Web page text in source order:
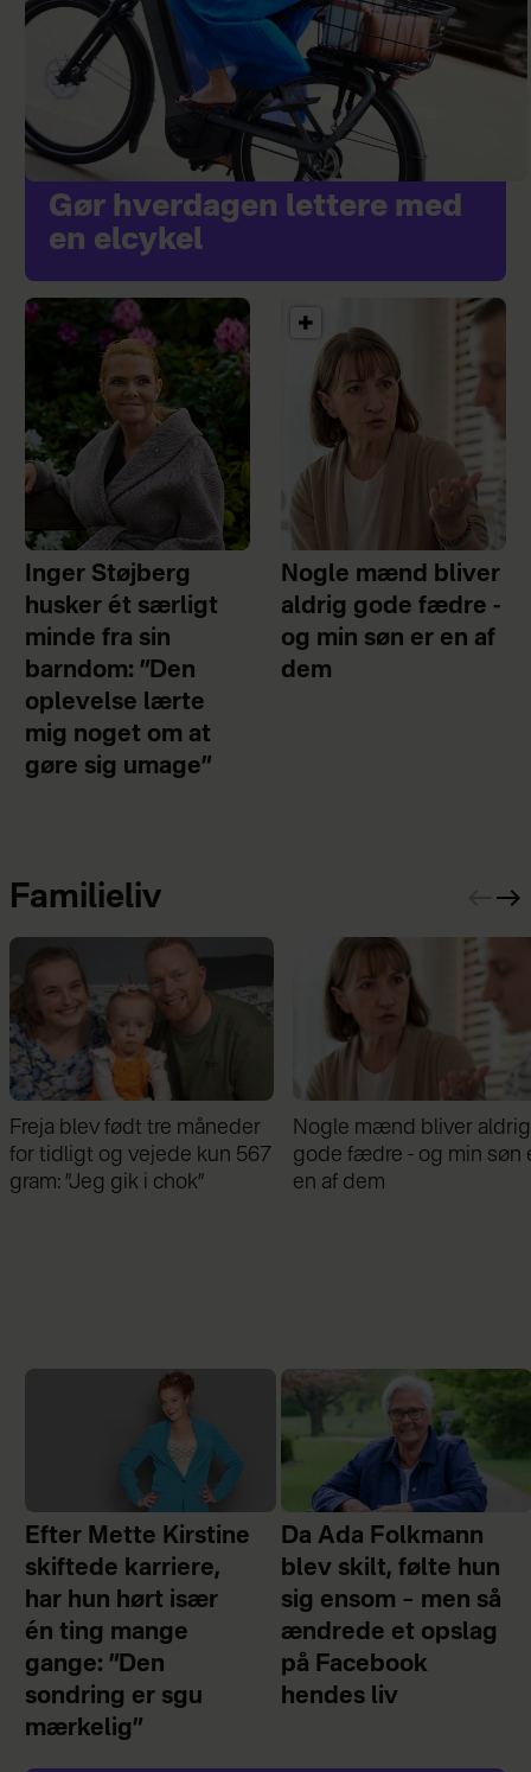
Gør hverdagen lettere med
en elcykel
Inger Støjberg
husker ét særligt
minde fra sin
barndom: ”Den
oplevelse lærte
mig noget om at
gøre sig umage”
Nogle mænd bliver
aldrig gode fædre -
og min søn er en af
dem
Familieliv
Nogle mænd bliver aldrig
gode fædre - og min søn er
en af dem
Samira Nawa: ”Det er
fantastisk at have min
familie, men jeg elsker
Efter Mette Kirstine
skiftede karriere,
har hun hørt især
én ting mange
gange: ”Den
sondring er sgu
mærkelig”
Da Ada Folkmann
blev skilt, følte hun
sig ensom – men så
ændrede et opslag
på Facebook
hendes liv